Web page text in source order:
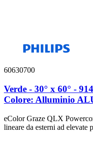
60630700
Verde - 30° x 60° -
Colore: Alluminio
eColor Graze QLX
lineare da esterni ad elevate